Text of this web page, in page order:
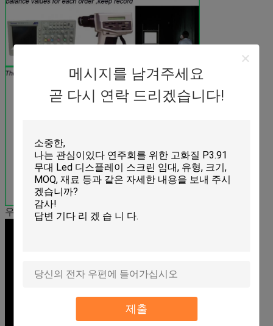
메시지를 남겨주세요
곧 다시 연락 드리겠습니다!
제출
우리의 제품 성능: